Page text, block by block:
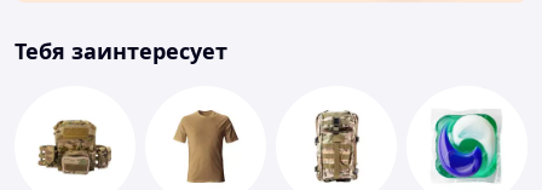
Тебя заинтересует